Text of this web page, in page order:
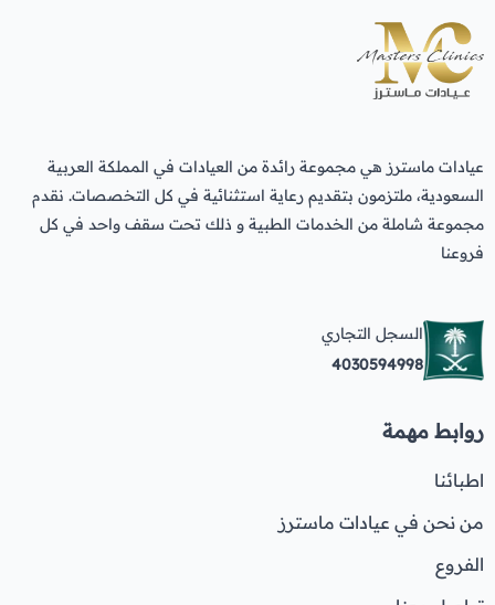
عيادات ماسترز هي مجموعة رائدة من العيادات في المملكة العربية
السعودية، ملتزمون بتقديم رعاية استثنائية في كل التخصصات. نقدم
مجموعة شاملة من الخدمات الطبية و ذلك تحت سقف واحد في كل
فروعنا
السجل التجاري
4030594998
روابط مهمة
اطبائنا
من نحن في عيادات ماسترز
الفروع